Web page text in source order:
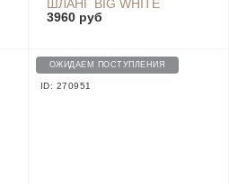
ШЛАНГ BIG WHITE
SHOWER HOSE SET
3960 руб
ОЖИДАЕМ ПОСТУПЛЕНИЯ
ID: 270951